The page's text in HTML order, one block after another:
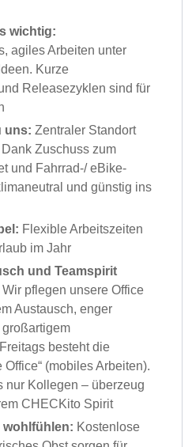
wichtig:
agiles Arbeiten unter
Kurze
Releasezyklen sind für
uns: Zentraler Standort
Zuschuss zum
und Fahrrad-/ eBike-
und günstig ins
Flexible Arbeitszeiten
im Jahr
und Teamspirit
Wir pflegen unsere Office
Austausch, enger
besteht die
Office“ (mobiles Arbeiten).
nur Kollegen – überzeug
CHECKito Spirit
wohlfühlen: Kostenlose